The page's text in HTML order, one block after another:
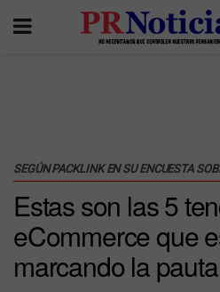
SEGÚN PACKLINK EN SU ENCUESTA
Estas son las 5
eCommerce que
marcando la